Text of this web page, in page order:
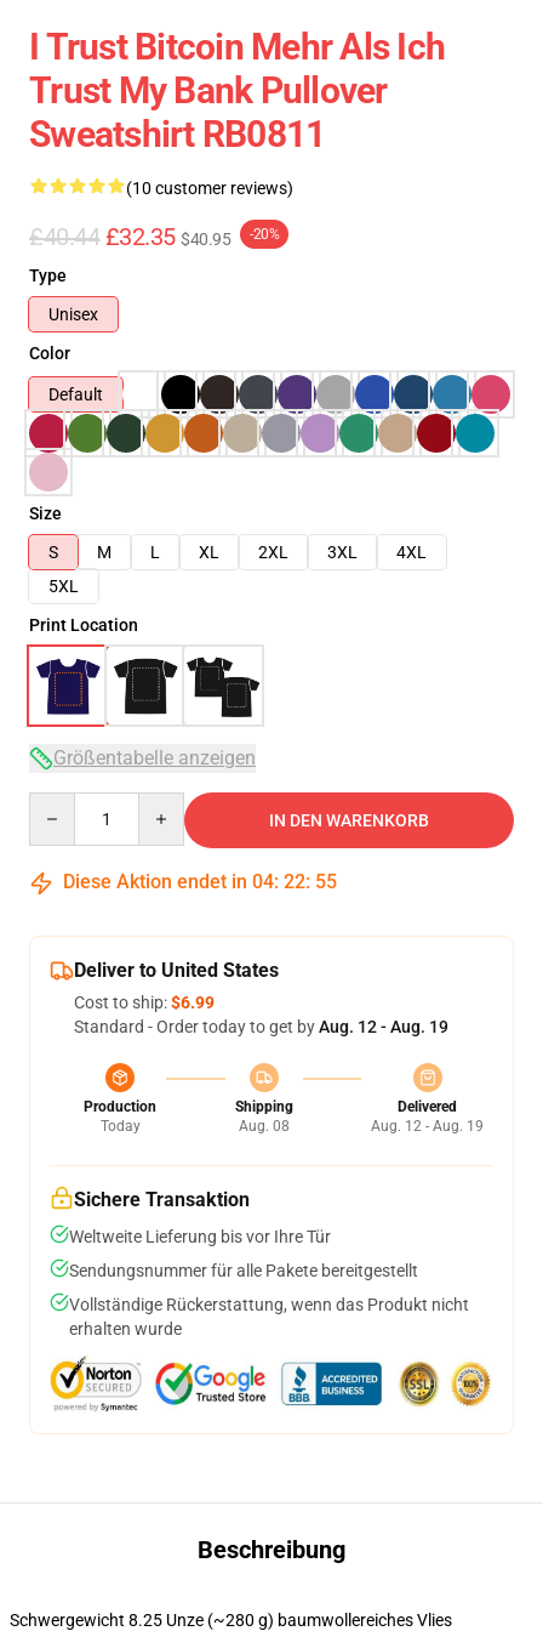
I Trust Bitcoin Mehr Als Ich
Trust My Bank Pullover
Sweatshirt RB0811
(10 customer reviews)
£40.44 £32.35 $40.95 -20%
Type
Unisex
Color
Default
Size
S
M L XL 2XL 3XL
4XL
5XL
Print Location
Größentabelle anzeigen
IN DEN WARENKORB
Diese Aktion endet in 04: 22: 54
Deliver to United States
Cost to ship:$6.99
Standard - Order today to get byAug. 12 - Aug. 19
Production
Today
Shipping
Aug. 08
Delivered
Aug. 12 - Aug. 19
Sichere Transaktion
Weltweite Lieferung bis vor Ihre Tür
Sendungsnummer für alle Pakete bereitgestellt
Vollständige Rückerstattung, wenn das Produkt nicht
erhalten wurde
Beschreibung
Schwergewicht 8.25 Unze (~280 g) baumwollereiches Vlies